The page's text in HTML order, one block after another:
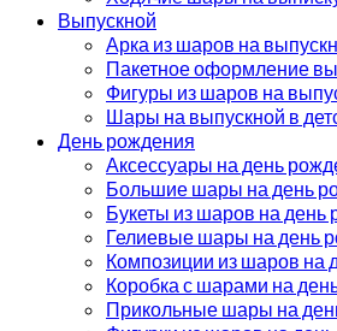
Выпускной
Арка из шаров на
Пакетное оформление
Фигуры из шаров на
Шары на выпускной в
День рождения
Аксессуары на день
Большие шары на день
Букеты из шаров на день
Гелиевые шары на день
Композиции из шаров на
Коробка с шарами на
Прикольные шары на